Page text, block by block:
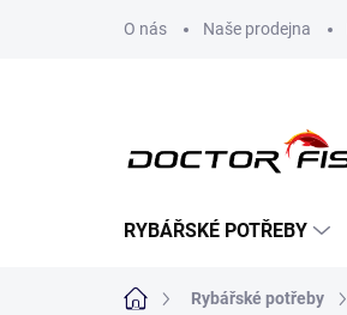
O nás Naše prodejna
RYBÁŘSKÉ POTŘEBY
Domů Rybářské potřeby